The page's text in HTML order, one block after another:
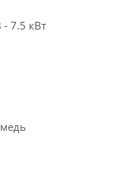
7.5 кВт